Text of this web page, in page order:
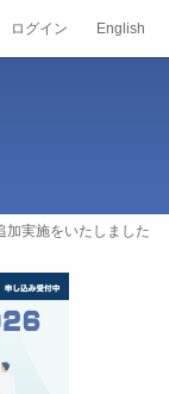
ログイン English
実施をいたしました